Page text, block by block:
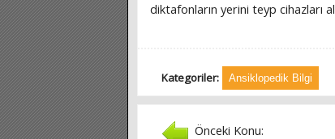
diktafonların yerini teyp cihazları
Kategoriler: Ansiklopedik Bilgi
Önceki Konu: